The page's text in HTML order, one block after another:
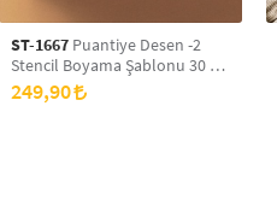
ST-1667 Puantiye Desen -2
Stencil Boyama Şablonu 30 x
30 cm, Duvar Stencil, Fayans
Stencil, Mobilya Stencil
249,90